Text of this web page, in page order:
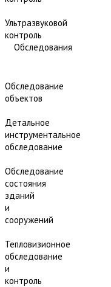
Ультразвуковой
контроль
Обследования
Обследование
объектов
Детальное
инструментальное
обследование
Обследование
состояния
зданий
и
сооружений
Тепловизионное
обследование
и
контроль